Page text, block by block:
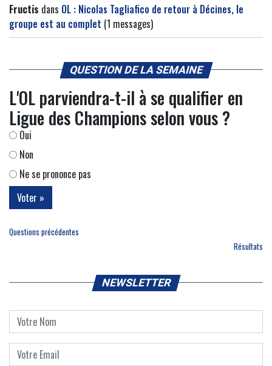
Fructis dans OL : Nicolas Tagliafico de retour à Décines, le
groupe est au complet (1 messages)
QUESTION DE LA SEMAINE
L'OL parviendra-t-il à se qualifier en
Ligue des Champions selon vous ?
Oui
Non
Ne se prononce pas
Questions précédentes
Résultats
NEWSLETTER